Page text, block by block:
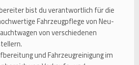
bist du verantwortlich für die
Fahrzeugpflege von Neu-
von verschiedenen
und Fahrzeugreinigung im